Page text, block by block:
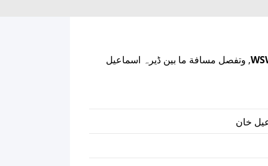
, وتفصل مسافة ما بين ڈیرہ اسماعیل
خان